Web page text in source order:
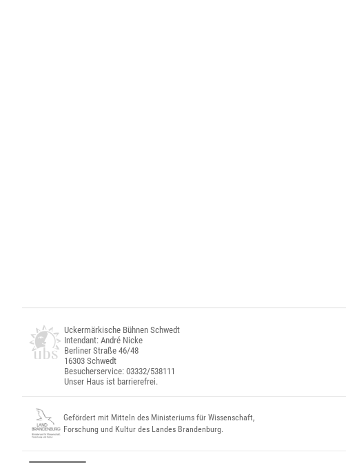
Uckermärkische Bühnen Schwedt
Intendant: André Nicke
Berliner Straße 46/48
16303 Schwedt
Besucherservice: 03332/538111
Unser Haus ist barrierefrei.
Gefördert mit Mitteln des Ministeriums für Wissenschaft,
Forschung und Kultur des Landes Brandenburg.